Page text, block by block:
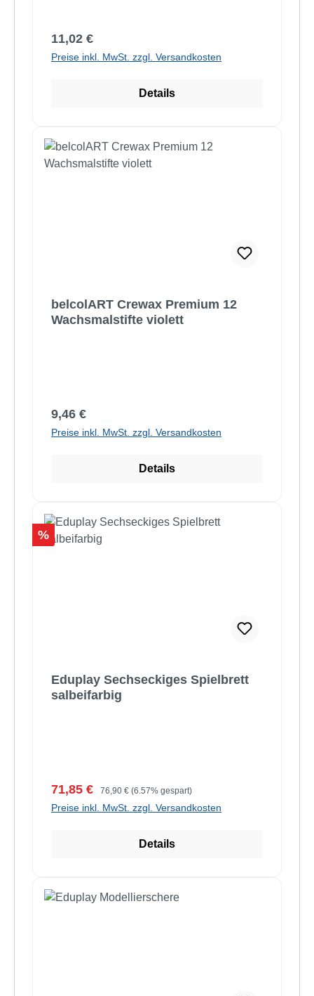
Regulärer Preis:
11,02 €
Preise inkl. MwSt. zzgl. Versandkosten
Details
belcolART Crewax Premium 12
Wachsmalstifte violett
Regulärer Preis:
9,46 €
Preise inkl. MwSt. zzgl. Versandkosten
Details
Rabatt
%
Eduplay Sechseckiges Spielbrett
salbeifarbig
Verkaufspreis:
71,85 € Regulärer Preis:
76,90 € (6.57% gespart)
Preise inkl. MwSt. zzgl. Versandkosten
Details